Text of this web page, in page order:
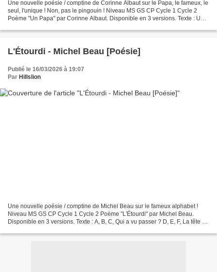
Une nouvelle poésie / comptine de Corinne Albaut sur le Papa, le fameux, le
seul, l'unique ! Non, pas le pingouin ! Niveau MS GS CP Cycle 1 Cycle 2
Poème "Un Papa" par Corinne Albaut. Disponible en 3 versions. Texte : Un
L'Étourdi - Michel Beau [Poésie]
Publié le 16/03/2026 à 19:07
Par Hillslion
Une nouvelle poésie / comptine de Michel Beau sur le fameux alphabet !
Niveau MS GS CP Cycle 1 Cycle 2 Poème "L'Étourdi" par Michel Beau.
Disponible en 3 versions. Texte : A, B, C, Qui a vu passer ? D, E, F, La tête à